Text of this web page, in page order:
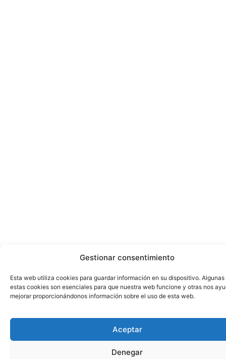
Gestionar consentimiento
Esta web utiliza cookies para guardar información en su dispositivo. Algunas
estas cookies son esenciales para que nuestra web funcione y otras nos
mejorar proporcionándonos información sobre el uso de esta web.
Aceptar
Denegar